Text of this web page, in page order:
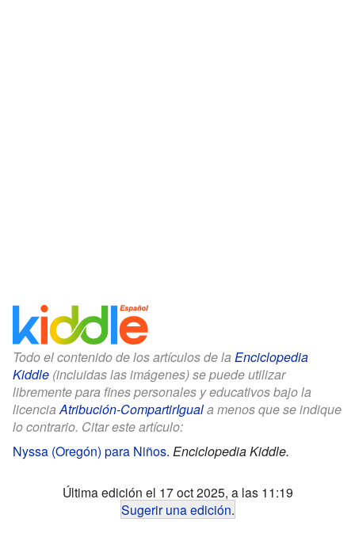
Todo el contenido de los artículos de la Enciclopedia
Kiddle (incluidas las imágenes) se puede utilizar
libremente para fines personales y educativos bajo la
licenciaAtribución-CompartirIguala menos que se indique
lo contrario. Citar este artículo:
Nyssa (Oregón) para Niños. Enciclopedia Kiddle.
Última edición el 17 oct 2025, a las 11:19
Sugerir una edición.